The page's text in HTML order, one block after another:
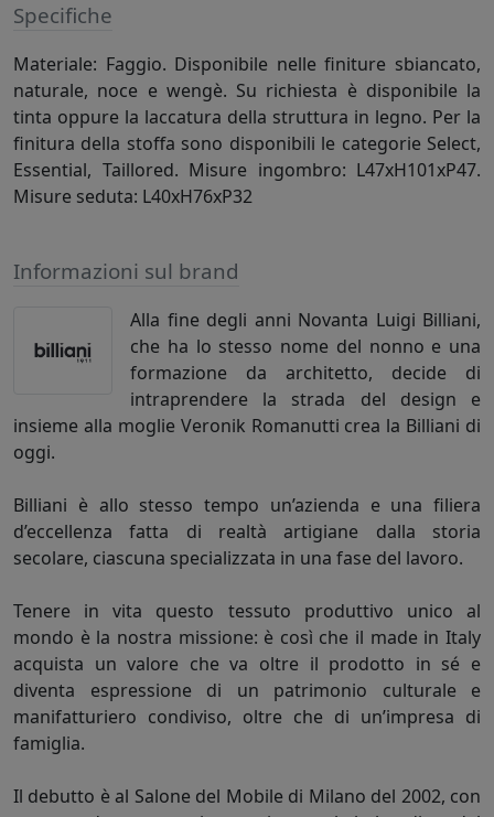
Specifiche
Materiale: Faggio. Disponibile nelle finiture sbiancato,
naturale, noce e wengè. Su richiesta è disponibile la
tinta oppure la laccatura della struttura in legno. Per la
finitura della stoffa sono disponibili le categorie Select,
Essential, Taillored. Misure ingombro: L47xH101xP47.
Misure seduta: L40xH76xP32
Informazioni sul brand
Alla fine degli anni Novanta Luigi Billiani,
che ha lo stesso nome del nonno e una
formazione da architetto, decide di
intraprendere la strada del design e
insieme alla moglie Veronik Romanutti crea la Billiani di
oggi.
Billiani è allo stesso tempo un’azienda e una filiera
d’eccellenza fatta di realtà artigiane dalla storia
secolare, ciascuna specializzata in una fase del lavoro.
Tenere in vita questo tessuto produttivo unico al
mondo è la nostra missione: è così che il made in Italy
acquista un valore che va oltre il prodotto in sé e
diventa espressione di un patrimonio culturale e
manifatturiero condiviso, oltre che di un’impresa di
famiglia.
Il debutto è al Salone del Mobile di Milano del 2002, con